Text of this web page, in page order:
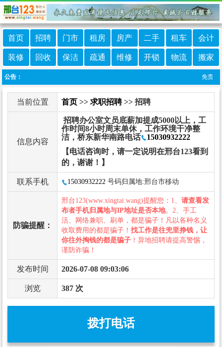
首页 招聘 门市 租房 房产 二手 租车 会计
装修 回收 保洁 疏通 维修 开锁 物流 搬家
公告： 免责声
当前位置 首页 >> 求职招聘>> 招聘
信息内容
招聘办公室文员底薪加提成5000以上，工
作时间8小时周末单休，工作环境干净整
洁，桥东新华南路电话
15030932222
【电话咨询时，请一定说明在邢台123看到
的，谢谢！】
联系手机 15030932222 号码归属地:邢台市移动
防骗提醒：
邢台123(www.xingtai.wang)提醒您：1、 请查看发
布者手机归属地与IP地址是否本地。2、手工
活、网络兼职、刷单，都是骗子！凡以各种名义
收取费用的都是骗子！ 找工作是往兜里挣钱，让
你往外掏钱的都是骗子 ！异地招聘请提高警惕，
谨防诈骗！
发布时间 2026-07-08 09:03:06
浏览 387 次
拨打电话